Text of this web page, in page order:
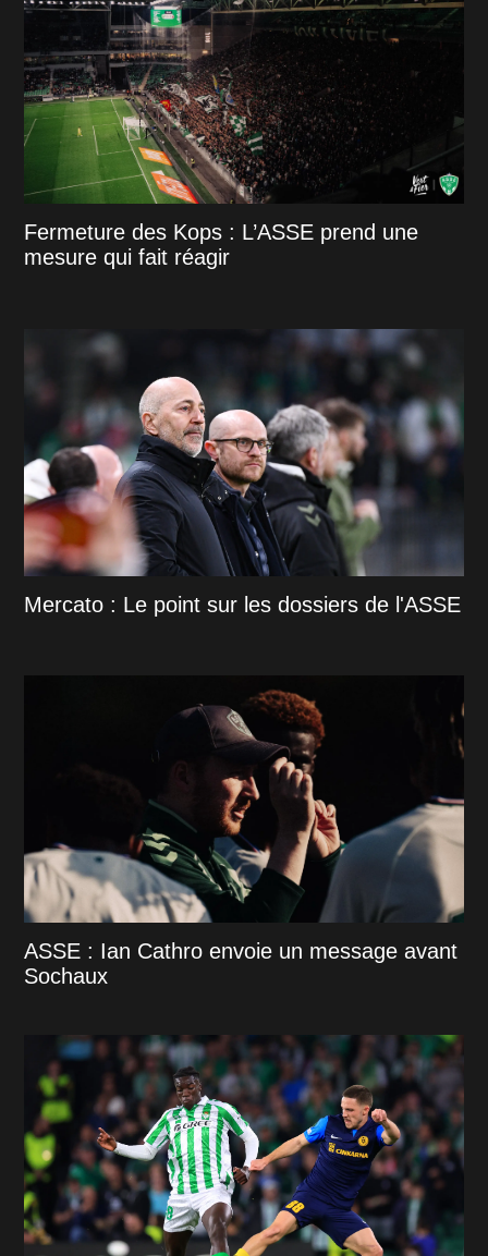
Fermeture des Kops : L’ASSE prend une
mesure qui fait réagir
Mercato : Le point sur les dossiers de l'ASSE
ASSE : Ian Cathro envoie un message avant
Sochaux